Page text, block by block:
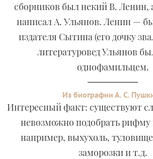
сборников был некий В. Ленин,
написал А. Ульянов. Ленин —
издателя Сытина (его дочку
литературовед Ульянов
однофамильцем.
Из биографии А. С.
Интересный факт: существуют
невозможно подобрать
например, выхухоль,
заморозки и т.д.